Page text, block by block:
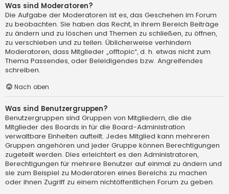
Was sind Moderatoren?
Die Aufgabe der Moderatoren ist es, das Geschehen im Forum
zu beobachten. Sie haben das Recht, in ihrem Bereich Beiträge
zu ändern und zu löschen und Themen zu schließen, zu öffnen,
zu verschieben und zu teilen. Üblicherweise verhindern
Moderatoren, dass Mitglieder „offtopic“, d. h. etwas nicht zum
Thema Passendes, oder Beleidigendes bzw. Angreifendes
schreiben.
Nach oben
Was sind Benutzergruppen?
Benutzergruppen sind Gruppen von Mitgliedern, die die
Mitglieder des Boards in für die Board-Administration
verwaltbare Einheiten aufteilt. Jedes Mitglied kann mehreren
Gruppen angehören und jeder Gruppe können Berechtigungen
zugeteilt werden. Dies erleichtert es den Administratoren,
Berechtigungen für mehrere Benutzer auf einmal zu ändern und
sie zum Beispiel zu Moderatoren eines Bereichs zu machen
oder ihnen Zugriff zu einem nichtöffentlichen Forum zu geben.